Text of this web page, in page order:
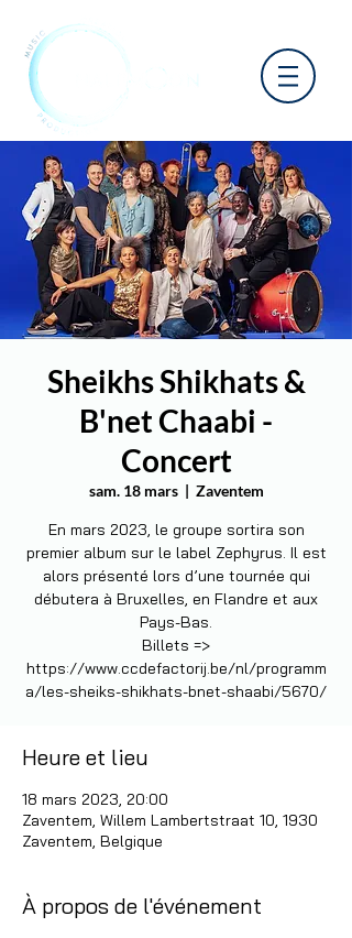
Sheikhs Shikhats &
B'net Chaabi -
Concert
sam. 18 mars
  |
Zaventem
En mars 2023, le groupe sortira son
premier album sur le label Zephyrus. Il est
alors présenté lors d’une tournée qui
débutera à Bruxelles, en Flandre et aux
Pays-Bas.
Billets =>
https://www.ccdefactorij.be/nl/programm
a/les-sheiks-shikhats-bnet-shaabi/5670/
Heure et lieu
18 mars 2023, 20:00
Zaventem, Willem Lambertstraat 10, 1930
Zaventem, Belgique
À propos de l'événement